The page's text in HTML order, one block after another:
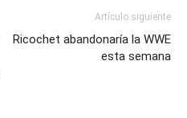
Artículo siguiente
Ricochet abandonaría la WWE
esta semana